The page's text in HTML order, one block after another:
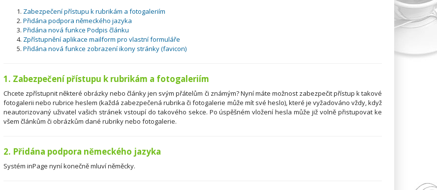
Zabezpečení přístupu k rubrikám a fotogaleriím
Přidána podpora německého jazyka
Přidána nová funkce Podpis článku
Zpřístupnění aplikace mailform pro vlastní formuláře
Přidána nová funkce zobrazení ikony stránky (favicon)
1. Zabezpečení přístupu k rubrikám a fotogaleriím
Chcete zpřístupnit některé obrázky nebo články jen svým přátelům či známým? Nyní máte možnost zabezpečit přístup k takové
fotogalerii nebo rubrice heslem (každá zabezpečená rubrika či fotogalerie může mít své heslo), které je vyžadováno vždy, když
neautorizovaný uživatel vašich stránek vstoupí do takového sekce. Po úspěšném vložení hesla může již volně přistupovat ke
všem článkům či obrázkům dané rubriky nebo fotogalerie.
2. Přidána podpora německého jazyka
Systém inPage nyní konečně mluví něměcky.